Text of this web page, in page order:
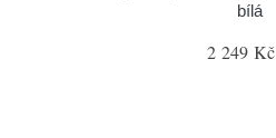
bílá
2 249 Kč